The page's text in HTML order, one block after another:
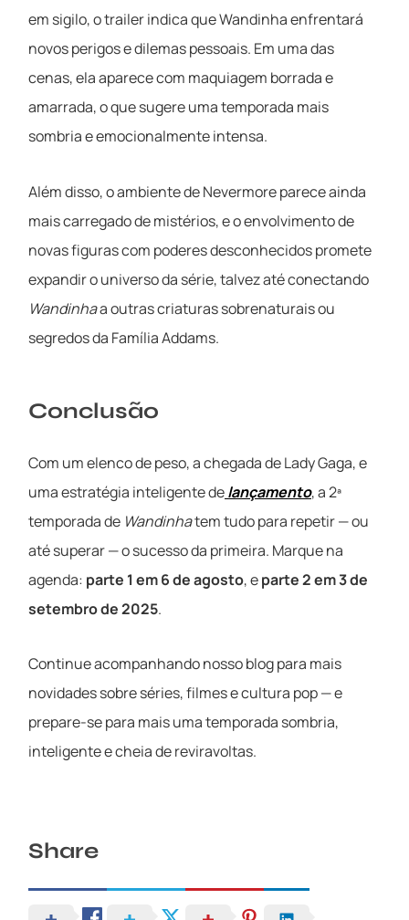
em sigilo, o trailer indica que Wandinha enfrentará
novos perigos e dilemas pessoais. Em uma das
cenas, ela aparece com maquiagem borrada e
amarrada, o que sugere uma temporada mais
sombria e emocionalmente intensa.
Além disso, o ambiente de Nevermore parece ainda
mais carregado de mistérios, e o envolvimento de
novas figuras com poderes desconhecidos promete
expandir o universo da série, talvez até conectando
Wandinhaa outras criaturas sobrenaturais ou
segredos da Família Addams.
Conclusão
Com um elenco de peso, a chegada de Lady Gaga, e
uma estratégia inteligente delançamento, a 2ª
temporada de Wandinhatem tudo para repetir — ou
até superar — o sucesso da primeira. Marque na
agenda: parte 1 em 6 de agosto, eparte 2 em 3 de
setembro de 2025.
Continue acompanhando nosso blog para mais
novidades sobre séries, filmes e cultura pop — e
prepare-se para mais uma temporada sombria,
inteligente e cheia de reviravoltas.
Share